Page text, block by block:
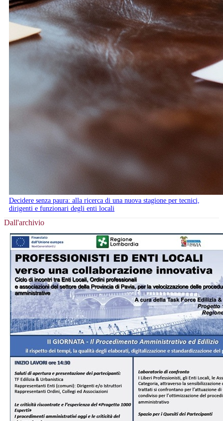
Decidere senza paura: alla ricerca di una nuova stagione per tecnici,
dirigenti e funzionari degli enti locali
Dall'archivio